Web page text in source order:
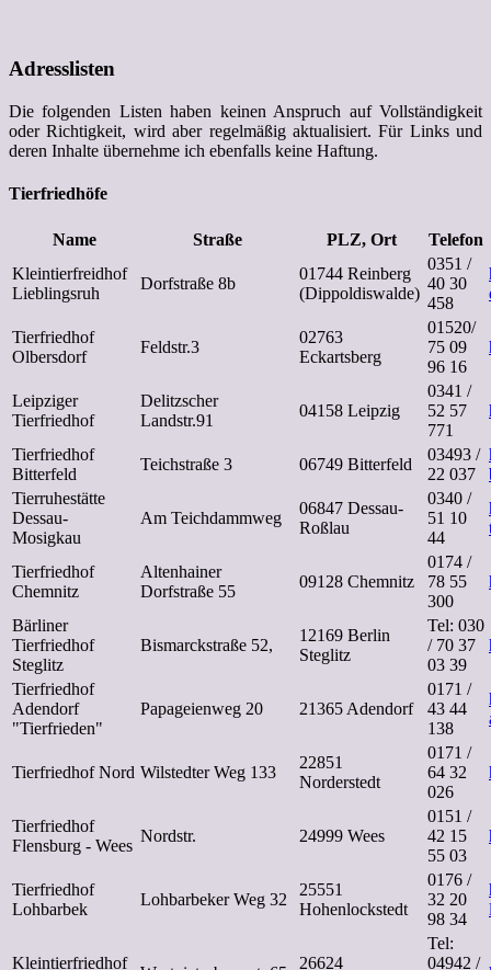
Adresslisten
Die folgenden Listen haben keinen Anspruch auf Vollständigkeit
oder Richtigkeit, wird aber regelmäßig aktualisiert. Für Links und
deren Inhalte übernehme ich ebenfalls keine Haftung.
Tierfriedhöfe
Name Straße PLZ, Ort
Telefon
Kleintierfreidhof
Lieblingsruh
Dorfstraße 8b
01744 Reinberg
(Dippoldiswalde)
0351 /
40 30
458
Tierfriedhof
Olbersdorf
Feldstr.3
02763
Eckartsberg
01520/
75 09
96 16
Leipziger
Tierfriedhof
Delitzscher
Landstr.91
04158 Leipzig
0341 /
52 57
771
Tierfriedhof
Bitterfeld
Teichstraße 3 06749 Bitterfeld
03493 /
22 037
Tierruhestätte
Dessau-
Mosigkau
Am Teichdammweg
06847 Dessau-
Roßlau
0340 /
51 10
44
Tierfriedhof
Chemnitz
Altenhainer
Dorfstraße 55
09128 Chemnitz
0174 /
78 55
300
Bärliner
Tierfriedhof
Steglitz
Bismarckstraße 52,
12169 Berlin
Steglitz
Tel: 030
/ 70 37
03 39
Tierfriedhof
Adendorf
"Tierfrieden"
Papageienweg 20 21365 Adendorf
0171 /
43 44
138
Tierfriedhof Nord Wilstedter Weg 133
22851
Norderstedt
0171 /
64 32
026
Tierfriedhof
Flensburg - Wees
Nordstr. 24999 Wees
0151 /
42 15
55 03
Tierfriedhof
Lohbarbek
Lohbarbeker Weg 32
25551
Hohenlockstedt
0176 /
32 20
98 34
Kleintierfriedhof 26624
Tel:
04942 /